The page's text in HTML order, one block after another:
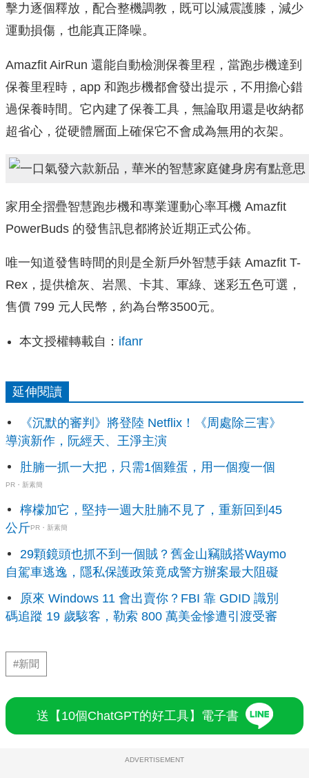
擊力逐個釋放，配合整機調教，既可以減震護膝，減少
運動損傷，也能真正降噪。
Amazfit AirRun 還能自動檢測保養里程，當跑步機達到
保養里程時，app 和跑步機都會發出提示，不用擔心錯
過保養時間。它內建了保養工具，無論取用還是收納都
超省心，從硬體層面上確保它不會成為無用的衣架。
家用全摺疊智慧跑步機和專業運動心率耳機 Amazfit
PowerBuds 的發售訊息都將於近期正式公佈。
唯一知道發售時間的則是全新戶外智慧手錶 Amazfit T-
Rex，提供槍灰、岩黑、卡其、軍綠、迷彩五色可選，
售價 799 元人民幣，約為台幣3500元。
本文授權轉載自： ifanr
延伸閱讀
《沉默的審判》將登陸 Netflix！《周處除三害》
導演新作，阮經天、王淨主演
肚腩一抓一大把，只需1個雞蛋，用一個瘦一個
PR・新素簡
檸檬加它，堅持一週大肚腩不見了，重新回到45
公斤PR・新素簡
29顆鏡頭也抓不到一個賊？舊金山竊賊搭Waymo
自駕車逃逸，隱私保護政策竟成警方辦案最大阻礙
原來 Windows 11 會出賣你？FBI 靠 GDID 識別
碼追蹤 19 歲駭客，勒索 800 萬美金慘遭引渡受審
#新聞
送【10個ChatGPT的好工具】電子書
ADVERTISEMENT